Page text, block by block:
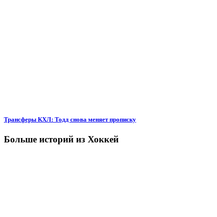
Трансферы КХЛ: Тодд снова меняет прописку
Больше историй из Хоккей